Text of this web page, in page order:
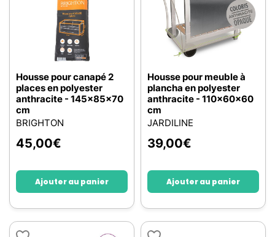
Housse pour canapé 2
places en polyester
anthracite - 145x85x70
cm
BRIGHTON
45,00€
Ajouter au panier
Housse pour meuble à
plancha en polyester
anthracite - 110x60x60
cm
JARDILINE
39,00€
Ajouter au panier